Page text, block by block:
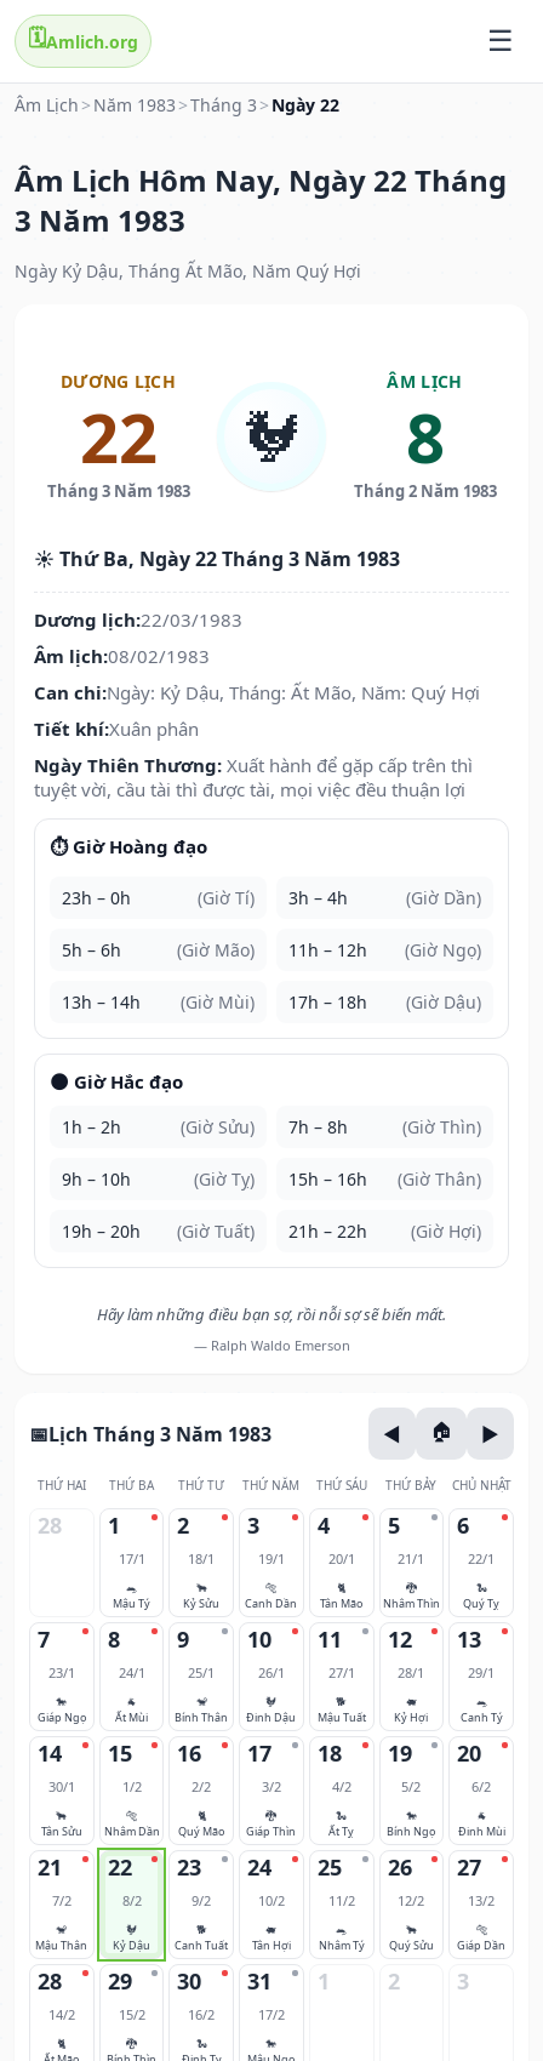
🗓️Amlich.org
Âm Lịch > Năm 1983 >Tháng 3 > Ngày 22
Âm Lịch Hôm Nay, Ngày 22 Tháng
3 Năm 1983
Ngày Kỷ Dậu, Tháng Ất Mão, Năm Quý Hợi
DƯƠNG LỊCH
22
Tháng 3 Năm 1983
🐓
ÂM LỊCH
8
Tháng 2 Năm 1983
☀️ Thứ Ba, Ngày 22 Tháng 3 Năm 1983
Dương lịch:22/03/1983
Âm lịch:08/02/1983
Can chi:Ngày: Kỷ Dậu, Tháng: Ất Mão, Năm: Quý Hợi
Tiết khí:Xuân phân
Ngày Thiên Thương: Xuất hành để gặp cấp trên thì
tuyệt vời, cầu tài thì được tài, mọi việc đều thuận lợi
⏱️ Giờ Hoàng đạo
23h – 0h (Giờ Tí) 3h – 4h (Giờ Dần)
5h – 6h (Giờ Mão) 11h – 12h (Giờ Ngọ)
13h – 14h (Giờ Mùi) 17h – 18h (Giờ Dậu)
🌑 Giờ Hắc đạo
1h – 2h (Giờ Sửu) 7h – 8h (Giờ Thìn)
9h – 10h (Giờ Tỵ) 15h – 16h (Giờ Thân)
19h – 20h (Giờ Tuất) 21h – 22h (Giờ Hợi)
Hãy làm những điều bạn sợ, rồi nỗi sợ sẽ biến mất.
— Ralph Waldo Emerson
Lịch Tháng 3 Năm 1983
THỨ HAI THỨ BA THỨ TƯ THỨ NĂM THỨ SÁU THỨ BẢY CHỦ NHẬT
28 1
17/1
🐀
Mậu Tý
2
18/1
🐂
Kỷ Sửu
3
19/1
🐅
Canh Dần
4
20/1
🐈
Tân Mão
5
21/1
🐉
Nhâm Thìn
6
22/1
🐍
Quý Tỵ
7
23/1
🐎
Giáp Ngọ
8
24/1
🐐
Ất Mùi
9
25/1
🐒
Bính Thân
10
26/1
🐓
Đinh Dậu
11
27/1
🐕
Mậu Tuất
12
28/1
🐖
Kỷ Hợi
13
29/1
🐀
Canh Tý
14
30/1
🐂
Tân Sửu
15
1/2
🐅
Nhâm Dần
16
2/2
🐈
Quý Mão
17
3/2
🐉
Giáp Thìn
18
4/2
🐍
Ất Tỵ
19
5/2
🐎
Bính Ngọ
20
6/2
🐐
Đinh Mùi
21
7/2
🐒
Mậu Thân
22
8/2
🐓
Kỷ Dậu
23
9/2
🐕
Canh Tuất
24
10/2
🐖
Tân Hợi
25
11/2
🐀
Nhâm Tý
26
12/2
🐂
Quý Sửu
27
13/2
🐅
Giáp Dần
28
14/2
🐈
29
15/2
🐉
30
16/2
🐍
31
17/2
🐎
1 2 3